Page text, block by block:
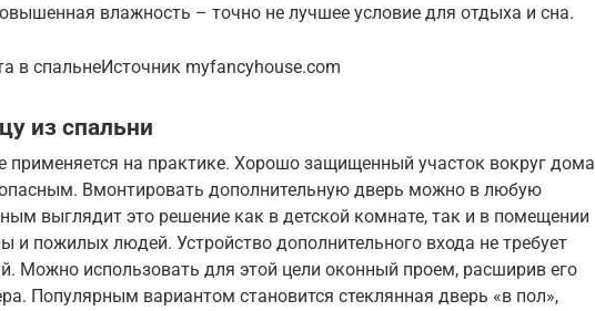
влажность – точно не лучшее условие для отдыха и сна.
в спальнеИсточник myfancyhouse.com
из спальни
применяется на практике. Хорошо защищенный участок вокруг дома
Вмонтировать дополнительную дверь можно в любую
выглядит это решение как в детской комнате, так и в помещении
и пожилых людей. Устройство дополнительного входа не требует
Можно использовать для этой цели оконный проем, расширив его
Популярным вариантом становится стеклянная дверь «в пол»,